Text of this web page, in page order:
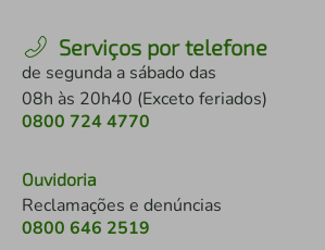
Serviços por telefone
de segunda a sábado das
08h às 20h40 (Exceto feriados)
0800 724 4770
Ouvidoria
Reclamações e denúncias
0800 646 2519